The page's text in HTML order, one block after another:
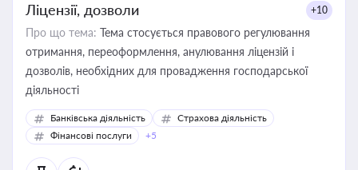
Ліцензії, дозволи +10
Про що тема: Тема стосується правового регулювання
отримання, переоформлення, анулювання ліцензій і
дозволів, необхідних для провадження господарської
діяльності
Банківська діяльність
Страхова діяльність
Фінансові послуги
+5